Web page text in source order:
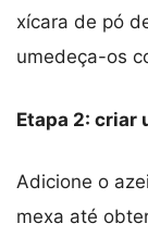
xícara de pó
umedeça-os
Etapa 2: criar
Adicione o
mexa até